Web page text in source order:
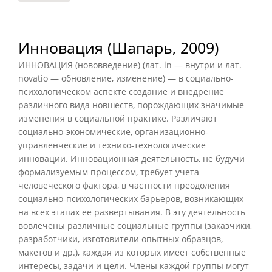
Инновация (Шапарь, 2009)
ИННОВАЦИЯ (нововведение) (лат. in — внутри и лат.
novatio — обновление, изменение) — в социально-
психологическом аспекте создание и внедрение
различного вида новшеств, порождающих значимые
изменения в социальной практике. Различают
социально-экономические, организационно-
управленческие и технико-технологические
инновации. Инновационная деятельность, не будучи
формализуемым процессом, требует учета
человеческого фактора, в частности преодоления
социально-психологических барьеров, возникающих
на всех этапах ее развертывания. В эту деятельность
вовлечены различные социальные группы (заказчики,
разработчики, изготовители опытных образцов,
макетов и др.), каждая из которых имеет собственные
интересы, задачи и цели. Члены каждой группы могут